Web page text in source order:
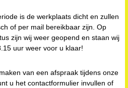
of de wijze, dan
eerst
indienen bij de
is de werkplaats dicht en zullen
of per mail bereikbaar zijn. Op
zijn wij weer geopend en staan wij
uur weer voor u klaar!
van een afspraak tijdens onze
u het contactformulier invullen of